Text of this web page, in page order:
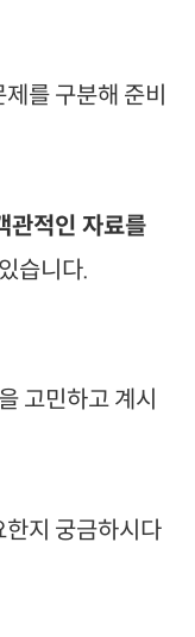
를 구분해 준비
관적인 자료를
습니다.
고민하고 계시
지 궁금하시다